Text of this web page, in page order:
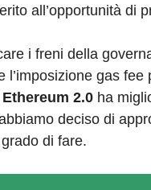
p
all’opportunità di
i freni della
l’imposizione gas
Ethereum 2.0 ha
deciso di
di fare.